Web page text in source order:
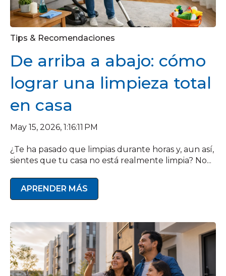
Tips & Recomendaciones
De arriba a abajo: cómo
lograr una limpieza total
en casa
May 15, 2026, 1:16:11 PM
¿Te ha pasado que limpias durante horas y, aun así,
sientes que tu casa no está realmente limpia? No...
APRENDER MÁS